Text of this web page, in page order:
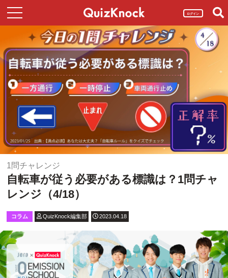
ログイン
1問チャレンジ
自転車が従う必要がある標識は？1問チャ
レンジ（4/18）
コラム QuizKnock編集部 2023.04.18